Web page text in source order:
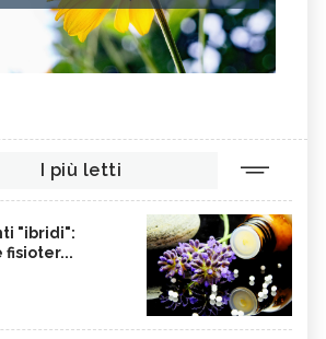
I più letti
"ibridi":
fisioter...